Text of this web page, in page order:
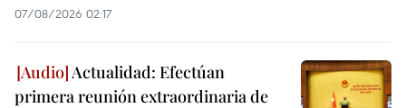
07/08/2026 02:17
Actualidad: Efectúan
primera reunión extraordinaria de